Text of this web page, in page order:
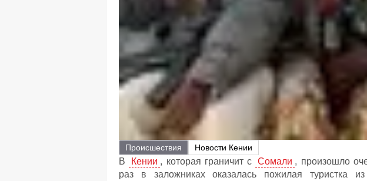
Происшествия Новости Кении
В Кении , которая граничит с Сомали , произошло
раз в заложниках оказалась пожилая туристка из